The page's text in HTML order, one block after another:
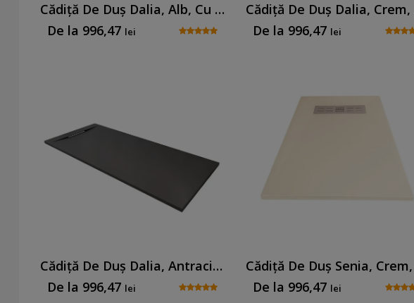
Cădiță De Duș Dalia, Alb, Cu Sifon Inclus
De la 996,47 lei
De la 996,47 lei
Cădiță De Duș Dalia, Antracit, Cu Sifon Inclus
De la 996,47 lei
De la 996,47 lei